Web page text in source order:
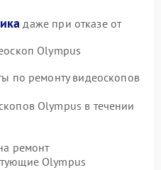
даже при отказе от
Olympus
по ремонту видеоскопов
Olympus в течении
ремонт
Olympus